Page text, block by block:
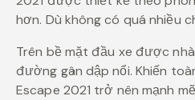
hơn. Dù không có quá nhiều
Trên bề mặt đầu xe được
đường gân dập nổi. Khiến
Escape 2021 trở nên mạnh